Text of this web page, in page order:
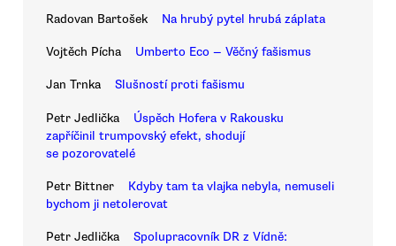
Radovan Bartošek Na hrubý pytel hrubá záplata
Vojtěch Pícha Umberto Eco — Věčný fašismus
Jan Trnka Slušností proti fašismu
Petr Jedlička
Úspěch Hofera v Rakousku
zapříčinil trumpovský efekt, shodují
se pozorovatelé
Petr Bittner
Kdyby tam ta vlajka nebyla, nemuseli
bychom ji netolerovat
Petr Jedlička
Spolupracovník DR z Vídně: